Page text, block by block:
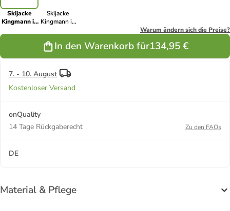
Skijacke
Kingmann in
Skijacke
Kingmann in
Warum ändern sich die Preise?
In den Warenkorb für134,95 €
7. - 10. August
Kostenloser Versand
onQuality
14 Tage Rückgaberecht
Zu den FAQs
DE
Material & Pflege